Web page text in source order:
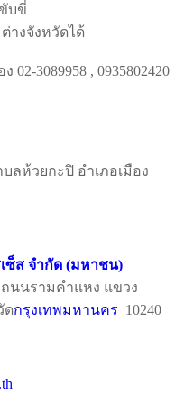
บขี่
างจังหวัดได้
3089958 , 0935802420
ลห้วยกะปิ อำเภอเมือง
เซ็ส จำกัด (มหาชน)
ถนนรามคำแหง แขวง
ดกรุงเทพมหานคร 10240